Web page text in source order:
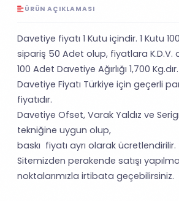
ÜRÜN AÇIKLAMASI
Davetiye fiyatı 1 Kutu içindir. 1 Kutu
sipariş 50 Adet olup, fiyatlara K.D.V.
100 Adet Davetiye Ağırlığı 1,700 Kg.dır.
Davetiye Fiyatı Türkiye için geçerli
fiyatıdır.
Davetiye Ofset, Varak Yaldız ve
tekniğine uygun olup,
baskı fiyatı ayrı olarak ücretlendirilir.
Sitemizden perakende satışı
noktalarımızla irtibata geçebilirsiniz.